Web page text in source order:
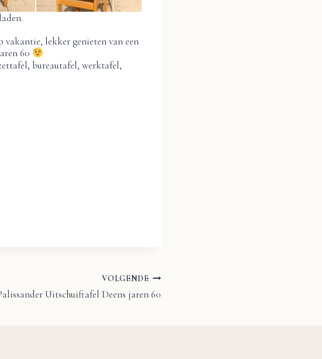
vakantie, lekker genieten van een
60
bureautafel, werktafel,
VOLGENDE
Uitschuiftafel Deens jaren 60